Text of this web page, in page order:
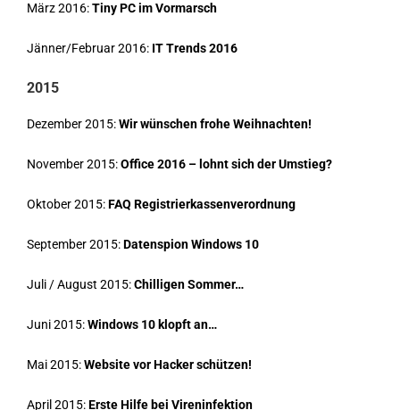
März 2016:Tiny PC im Vormarsch
Jänner/Februar 2016: IT Trends 2016
2015
Dezember 2015:Wir wünschen frohe Weihnachten!
November 2015:Office 2016 – lohnt sich der Umstieg?
Oktober 2015:FAQ Registrierkassenverordnung
September 2015:Datenspion Windows 10
Juli / August 2015:Chilligen Sommer…
Juni 2015:Windows 10 klopft an…
Mai 2015:Website vor Hacker schützen!
April 2015:Erste Hilfe bei Vireninfektion